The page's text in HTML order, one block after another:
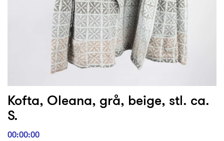
Kofta, Oleana, grå, beige, stl. ca.
S.
00:00:00